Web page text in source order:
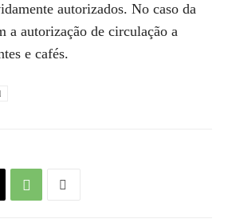
autorizados. No caso da
a autorização de circulação a
e cafés.